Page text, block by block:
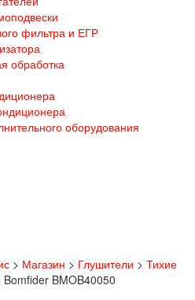
фильтра и ЕГР
обработка
оборудования
> Магазин > Глушители > Тихие
BMOB40050